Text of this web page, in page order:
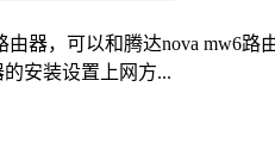
由器，可以和腾达nova mw6
的安装设置上网方...